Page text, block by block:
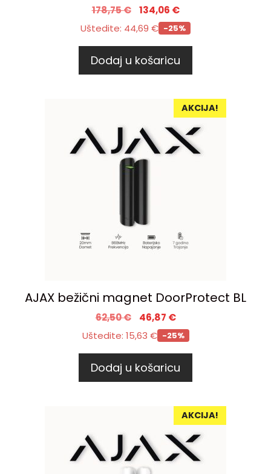
178,75€ 134,06 €
Uštedite: 44,69 € -25%
Dodaj u košaricu
AKCIJA!
AJAX bežični magnet DoorProtect BL
62,50€ 46,87 €
Uštedite: 15,63 € -25%
Dodaj u košaricu
AKCIJA!